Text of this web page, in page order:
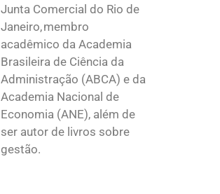
Junta Comercial do Rio de
Janeiro, membro
acadêmico da Academia
Brasileira de Ciência da
Administração (ABCA) e da
Academia Nacional de
Economia (ANE), além de
ser autor de livros sobre
gestão.